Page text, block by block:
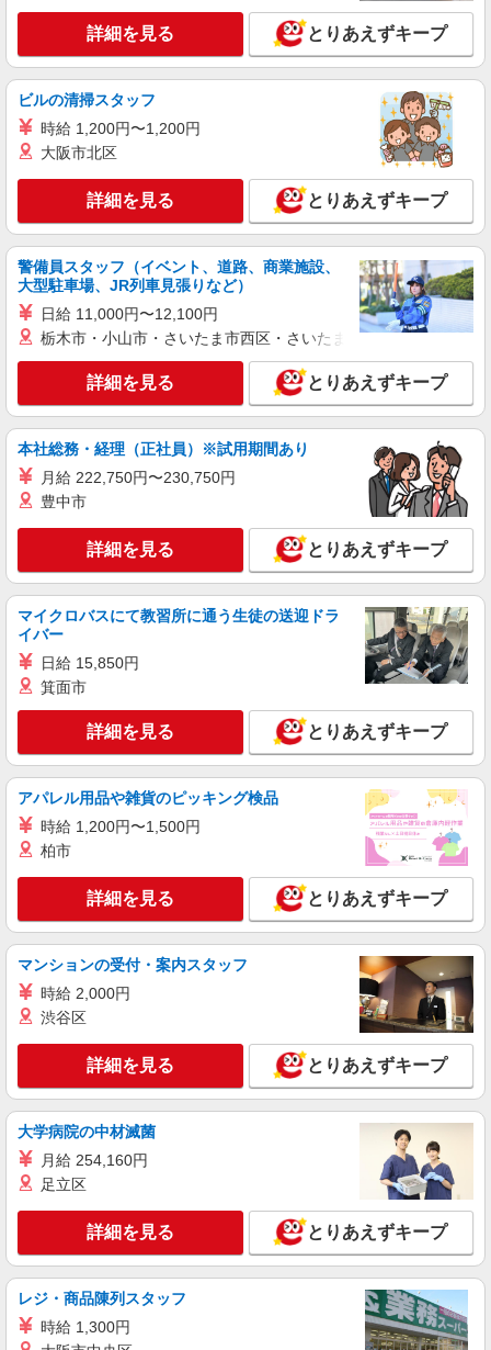
兵庫県神戸市北区上津台7-3 神戸三田プレミ
アム・アウトレット
キープ 詳細を見る
アルバイト
Adam et Rope
アルバイト：時給1,150円〜1,400円 ※経験・
能力により優遇（フルタイム：1,200円〜1,500
兵庫県神戸市北区上津台7-3 神戸三田プレミ
アム・アウトレット
キープ 詳細を見る
靴の接客販売〈契約社員〉
契約社員：月給202,500円〜204,000円※経
験・能力による ◎試用期間（3ヶ月程度）は時給
1,180円兵庫県神戸市北区上津台7-3 神戸三田プレミ
キープ 詳細を見る
アルバイト パート
New Balance
スポーツ用品の接客販売スタッフ
アルバイト・パート：時給1,200円 ※試用期間
兵庫県神戸市北区上津台7-3 神戸三田プレミ
アム・アウトレット
キープ 詳細を見る
アルバイト
販売スタッフ、ストック専門スタッフ
アルバイト・パート：時給1,130円〜 ※経験・
能力により優遇します。
兵庫県神戸市北区上津台7-3 神戸三田プレミ
詳細を見る
アルバイト パート
Urban Research
販売スタッフ
アルバイト・パート：時給1,250円 ◆昇給あり
フルタイム時給（40時間／週 契約の場合）1,300
円 ◆支払い方法：月1回 毎月末日締め、翌月15日
払い ◆交通費：全額支給 月額上限50,000円まで支
給
兵庫県神戸市北区上津台7-3 神戸三田プレミ
アム・アウトレット
キープ 詳細を見る
正社員
詳細を見る とりあえずキープ
ビルの清掃スタッフ
時給 1,200円〜1,200円
大阪市北区
詳細を見る とりあえずキープ
警備員スタッフ（イベント、道路、商業施設、
大型駐車場、JR列車見張りなど）
日給 11,000円〜12,100円
栃木市・小山市・さいたま市西区・さいたま市岩槻区・久喜市・
詳細を見る とりあえずキープ
本社総務・経理（正社員）※試用期間あり
月給 222,750円〜230,750円
豊中市
詳細を見る とりあえずキープ
マイクロバスにて教習所に通う生徒の送迎ドラ
イバー
日給 15,850円
箕面市
詳細を見る とりあえずキープ
アパレル用品や雑貨のピッキング検品
時給 1,200円〜1,500円
柏市
詳細を見る とりあえずキープ
マンションの受付・案内スタッフ
時給 2,000円
渋谷区
詳細を見る とりあえずキープ
大学病院の中材滅菌
月給 254,160円
足立区
詳細を見る とりあえずキープ
レジ・商品陳列スタッフ
時給 1,300円